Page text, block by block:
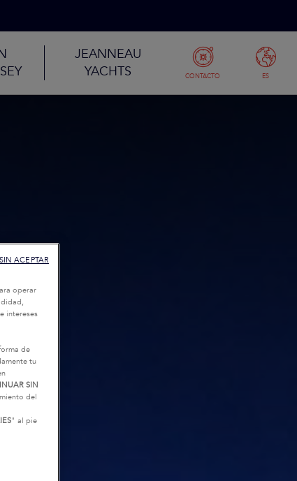
JEANNEAU
YACHTS
CONTACTO ES
operar
intereses
de
tu
SIN
del
" al pie
ACEPTAR